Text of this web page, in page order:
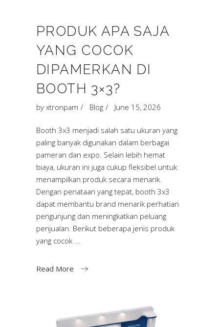
PRODUK APA SAJA
YANG COCOK
DIPAMERKAN DI
BOOTH 3×3?
by xtronpam Blog June 15, 2026
Booth 3x3 menjadi salah satu ukuran yang
paling banyak digunakan dalam berbagai
pameran dan expo. Selain lebih hemat
biaya, ukuran ini juga cukup fleksibel untuk
menampilkan produk secara menarik.
Dengan penataan yang tepat, booth 3x3
dapat membantu brand menarik perhatian
pengunjung dan meningkatkan peluang
penjualan. Berikut beberapa jenis produk
yang cocok
Read More